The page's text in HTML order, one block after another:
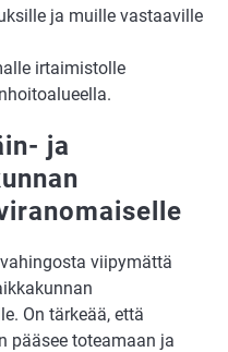
ja muille vastaaville
irtaimistolle
ja
viipymättä
On tärkeää, että
pääsee toteamaan ja